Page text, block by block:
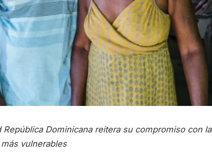
República Dominicana reitera su compromiso con la
vulnerables